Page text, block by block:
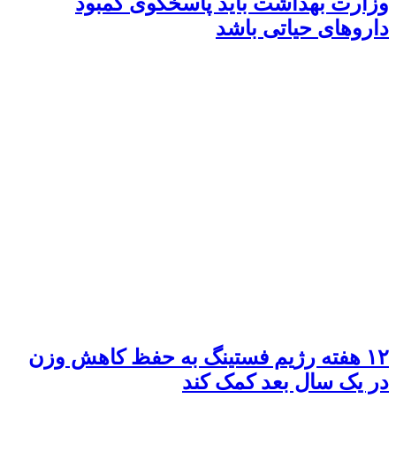
داروهای حیاتی باشد
۱۲ هفته رژیم فستینگ به حفظ کاهش وزن
در یک سال بعد کمک کند